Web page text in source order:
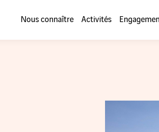
Nous connaître Activités